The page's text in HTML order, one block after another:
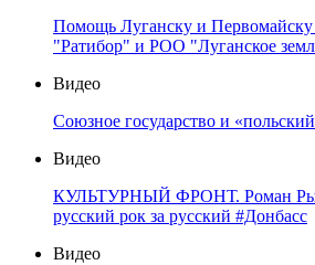
Помощь Луганску и
"Ратибор" и РОО "Луганское
Видео
Союзное государство и
Видео
КУЛЬТУРНЫЙ ФРОНТ. Роман
русский рок за русский #Донбасс
Видео